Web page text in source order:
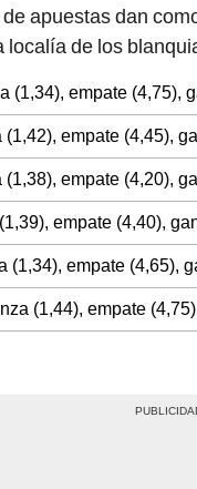
apuestas dan
localía de los
(1,34), empate (4,75),
empate (4,45),
empate (4,20),
empate (4,40),
(1,34), empate (4,65),
(1,44), empate